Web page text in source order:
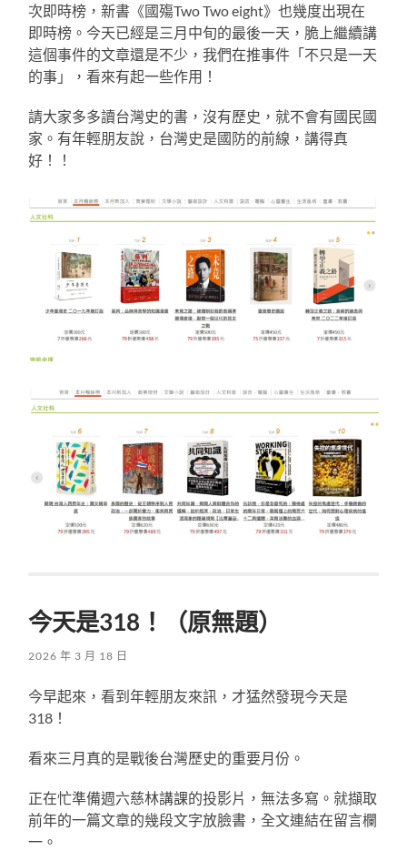
次即時榜，新書《國殤Two Two eight》也幾度出現在
即時榜。今天已經是三月中旬的最後一天，脆上繼續講
這個事件的文章還是不少，我們在推事件「不只是一天
的事」，看來有起一些作用！
請大家多多讀台灣史的書，沒有歷史，就不會有國民國
家。有年輕朋友說，台灣史是國防的前線，講得真
好！！
今天是318！（原無題）
2026 年 3 月 18 日
今早起來，看到年輕朋友來訊，才猛然發現今天是
318！
看來三月真的是戰後台灣歷史的重要月份。
正在忙準備週六慈林講課的投影片，無法多寫。就擷取
前年的一篇文章的幾段文字放臉書，全文連結在留言欄
一。